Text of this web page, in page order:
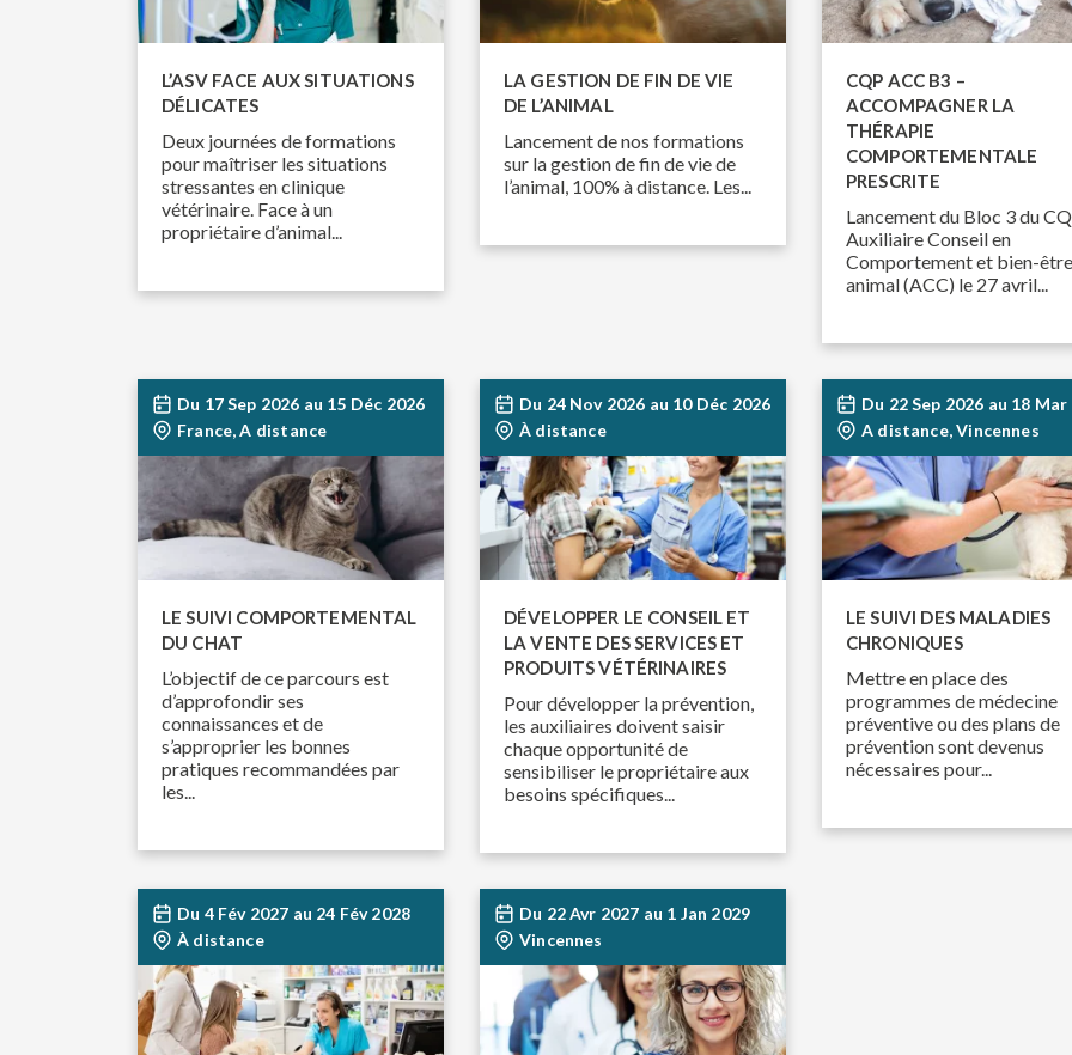
L’ASV FACE AUX SITUATIONS
DÉLICATES
Deux journées de formations
pour maîtriser les situations
stressantes en clinique
vétérinaire. Face à un
propriétaire d’animal...
LA GESTION DE FIN DE VIE
DE L’ANIMAL
Lancement de nos formations
sur la gestion de fin de vie de
l’animal, 100% à distance. Les...
CQP ACC B3 –
ACCOMPAGNER LA
THÉRAPIE
COMPORTEMENTALE
PRESCRITE
Lancement du Bloc 3 du
Auxiliaire Conseil en
Comportement et bien-être
animal (ACC) le 27 avril...
Du 17 Sep 2026 au 15 Déc 2026
France, A distance
LE SUIVI COMPORTEMENTAL
DU CHAT
L’objectif de ce parcours est
d’approfondir ses
connaissances et de
s’approprier les bonnes
pratiques recommandées par
les...
Du 24 Nov 2026 au 10 Déc 2026
À distance
DÉVELOPPER LE CONSEIL ET
LA VENTE DES SERVICES ET
PRODUITS VÉTÉRINAIRES
Pour développer la prévention,
les auxiliaires doivent saisir
chaque opportunité de
sensibiliser le propriétaire aux
besoins spécifiques...
Du 22 Sep 2026 au 18 Mar
A distance, Vincennes
LE SUIVI DES MALADIES
CHRONIQUES
Mettre en place des
programmes de médecine
préventive ou des plans de
prévention sont devenus
nécessaires pour...
Du 4 Fév 2027 au 24 Fév 2028
À distance
Du 22 Avr 2027 au 1 Jan 2029
Vincennes